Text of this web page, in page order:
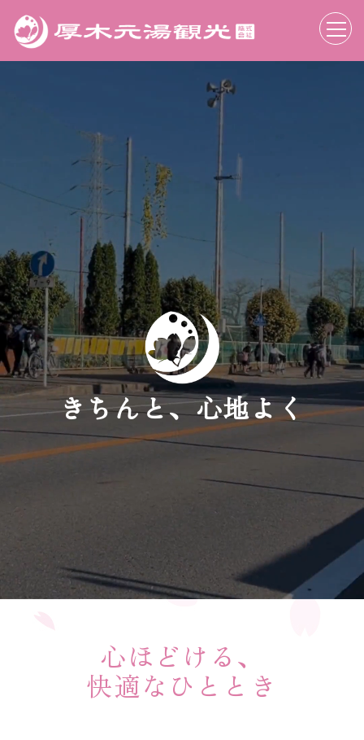
きちんと、心地よく
心ほどける、
快適なひととき